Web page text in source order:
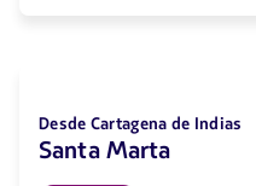
Desde Cartagena de Indias
Santa Marta